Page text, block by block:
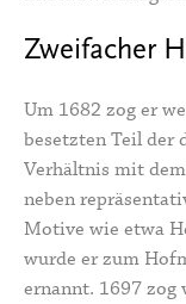
Zweifacher
Um 1682 zog er
besetzten Teil der
Verhältnis mit
neben
Motive wie etwa
wurde er zum
ernannt. 1697 zog